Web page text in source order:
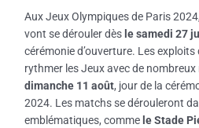
Aux Jeux Olympiques de Paris
vont se dérouler dès le samedi 27
cérémonie d’ouverture. Les
rythmer les Jeux avec de
dimanche 11 août, jour de la
2024. Les matchs se dérouleront
emblématiques, comme le Stade